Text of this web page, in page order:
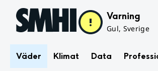
Hoppa till sidans innehåll Varning
Gul, Sverige
Väder Klimat Data